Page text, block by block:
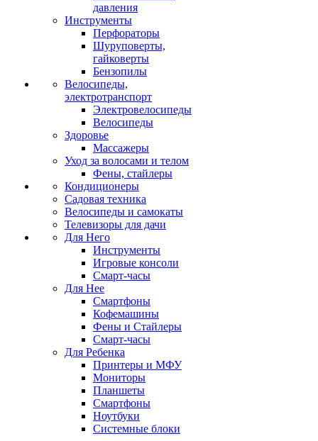
давления
Инструменты
Перфораторы
Шуруповерты,
гайковерты
Бензопилы
Велосипеды,
электротранспорт
Электровелосипеды
Велосипеды
Здоровье
Массажеры
Уход за волосами и телом
Фены, стайлеры
Кондиционеры
Садовая техника
Велосипеды и самокаты
Телевизоры для дачи
Для Него
Инструменты
Игровые консоли
Смарт-часы
Для Нее
Смартфоны
Кофемашины
Фены и Стайлеры
Смарт-часы
Для Ребенка
Принтеры и МФУ
Мониторы
Планшеты
Смартфоны
Ноутбуки
Системные блоки